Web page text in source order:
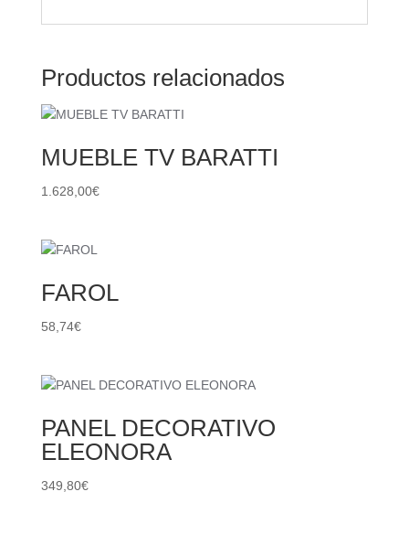
Productos relacionados
MUEBLE TV BARATTI
1.628,00€
FAROL
58,74€
PANEL DECORATIVO
ELEONORA
349,80€